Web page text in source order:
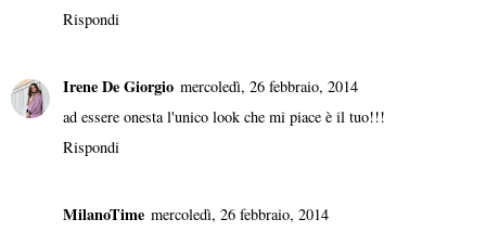
Rispondi
Irene De Giorgio mercoledì, 26 febbraio, 2014
ad essere onesta l'unico look che mi piace è il tuo!!!
Rispondi
MilanoTime mercoledì, 26 febbraio, 2014